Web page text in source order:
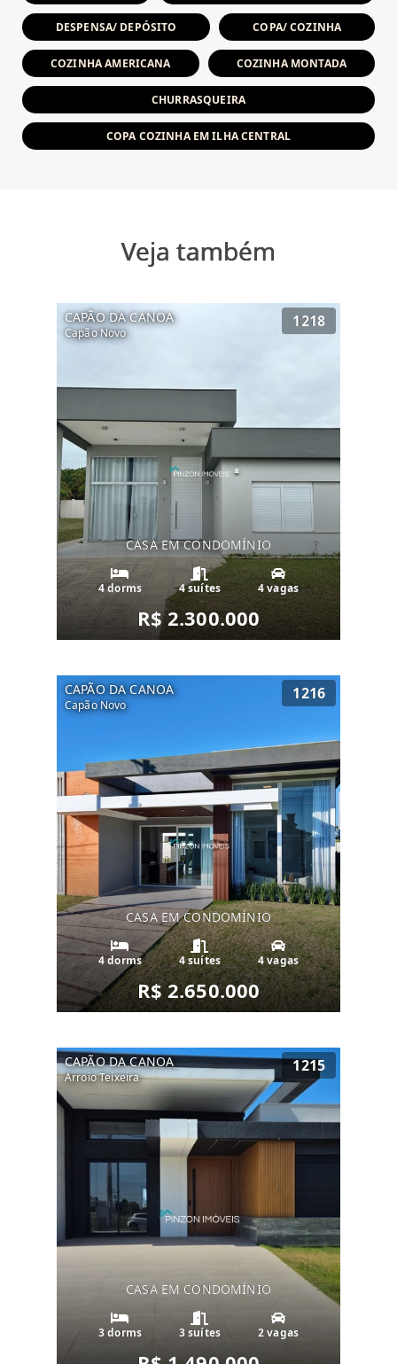
DESPENSA/ DEPÓSITO COPA/ COZINHA
COZINHA AMERICANA COZINHA MONTADA
CHURRASQUEIRA
COPA COZINHA EM ILHA CENTRAL
Veja também
CAPÃO DA CANOA
Capão Novo
1218
CASA EM CONDOMÍNIO
4 dorms 4 suítes 4 vagas
R$ 2.300.000
CAPÃO DA CANOA
Capão Novo
1216
CASA EM CONDOMÍNIO
4 dorms 4 suítes 4 vagas
R$ 2.650.000
CAPÃO DA CANOA
Arroio Teixeira
1215
CASA EM CONDOMÍNIO
3 dorms 3 suítes 2 vagas